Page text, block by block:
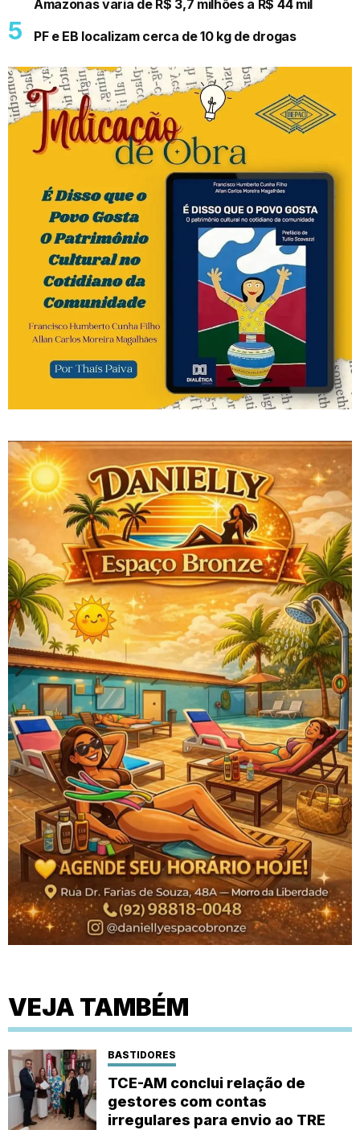
Amazonas varia de R$ 3,7 milhões a R$ 44 mil
PF e EB localizam cerca de 10 kg de drogas
VEJA TAMBÉM
BASTIDORES
TCE-AM conclui relação de
gestores com contas
irregulares para envio ao TRE